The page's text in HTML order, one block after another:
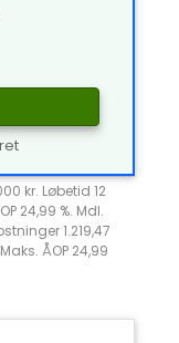
kr. Løbetid 12
24,99 %. Mdl.
1.219,47
ÅOP 24,99